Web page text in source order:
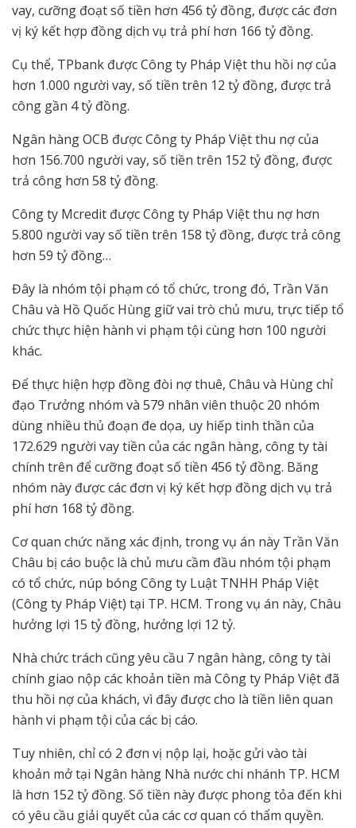
vay, cưỡng đoạt số tiền hơn 456 tỷ đồng, được các đơn
vị ký kết hợp đồng dịch vụ trả phí hơn 166 tỷ đồng.
Cụ thể, TPbank được Công ty Pháp Việt thu hồi nợ của
hơn 1.000 người vay, số tiền trên 12 tỷ đồng, được trả
công gần 4 tỷ đồng.
Ngân hàng OCB được Công ty Pháp Việt thu nợ của
hơn 156.700 người vay, số tiền trên 152 tỷ đồng, được
trả công hơn 58 tỷ đồng.
Công ty Mcredit được Công ty Pháp Việt thu nợ hơn
5.800 người vay số tiền trên 158 tỷ đồng, được trả công
hơn 59 tỷ đồng…
Đây là nhóm tội phạm có tổ chức, trong đó, Trần Văn
Châu và Hồ Quốc Hùng giữ vai trò chủ mưu, trực tiếp tổ
chức thực hiện hành vi phạm tội cùng hơn 100 người
khác.
Để thực hiện hợp đồng đòi nợ thuê, Châu và Hùng chỉ
đạo Trưởng nhóm và 579 nhân viên thuộc 20 nhóm
dùng nhiều thủ đoạn đe dọa, uy hiếp tinh thần của
172.629 người vay tiền của các ngân hàng, công ty tài
chính trên để cưỡng đoạt số tiền 456 tỷ đồng. Băng
nhóm này được các đơn vị ký kết hợp đồng dịch vụ trả
phí hơn 168 tỷ đồng.
Cơ quan chức năng xác định, trong vụ án này Trần Văn
Châu bị cáo buộc là chủ mưu cầm đầu nhóm tội phạm
có tổ chức, núp bóng Công ty Luật TNHH Pháp Việt
(Công ty Pháp Việt) tại TP. HCM. Trong vụ án này, Châu
hưởng lợi 15 tỷ đồng, hưởng lợi 12 tỷ.
Nhà chức trách cũng yêu cầu 7 ngân hàng, công ty tài
chính giao nộp các khoản tiền mà Công ty Pháp Việt đã
thu hồi nợ của khách, vì đây được cho là tiền liên quan
hành vi phạm tội của các bị cáo.
Tuy nhiên, chỉ có 2 đơn vị nộp lại, hoặc gửi vào tài
khoản mở tại Ngân hàng Nhà nước chi nhánh TP. HCM
là hơn 152 tỷ đồng. Số tiền này được phong tỏa đến khi
có yêu cầu giải quyết của các cơ quan có thẩm quyền.